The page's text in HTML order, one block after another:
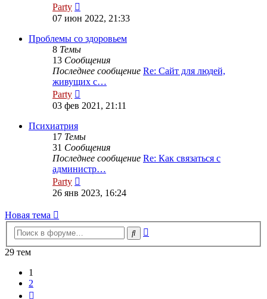
Party
к
последнему
сообщению
07 июн 2022, 21:33
Проблемы со здоровьем
8 Темы
13 Сообщения
Последнее сообщение Re: Сайт для людей,
живущих с…
Party
к
последнему
03 фев 2021, 21:11
Психиатрия
17 Темы
31 Сообщения
Последнее сообщение Re: Как связаться с
администр…
Party
к
последнему
26 янв 2023, 16:24
Новая
тема
Новая тема
Поиск
29 тем
1
2